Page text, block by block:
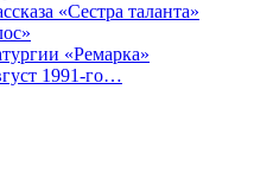
«Сестра таланта»
«Ремарка»
1991-го…